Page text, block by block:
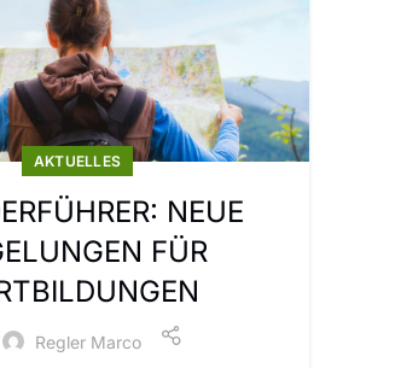
AKTUELLES
NEUE
FÜR
Regler Marco